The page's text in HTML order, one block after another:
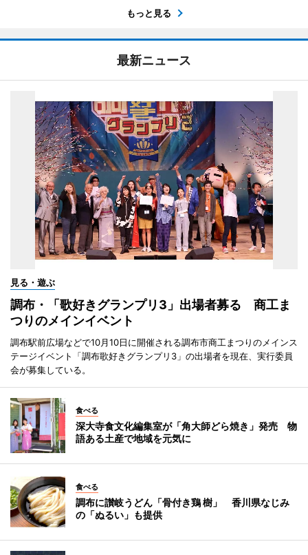
もっと見る
最新ニュース
見る・遊ぶ
調布・「歌好きグランプリ3」出場者募る 商工ま
つりのメインイベント
調布駅前広場などで10月10日に開催される調布市商工まつりのメインス
テージイベント「調布歌好きグランプリ3」の出場者を現在、実行委員
会が募集している。
食べる
深大寺食文化編集室が「角大師どら焼き」発売 物
語ある土産で地域を元気に
食べる
調布に讃岐うどん「骨付き鶏 樹」 香川県なじみ
の「ぬるい」も提供